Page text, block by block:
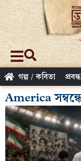
গল্প / কবিতা প্রবন্ধ
America